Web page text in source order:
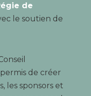
de
le soutien de
de créer
les sponsors et